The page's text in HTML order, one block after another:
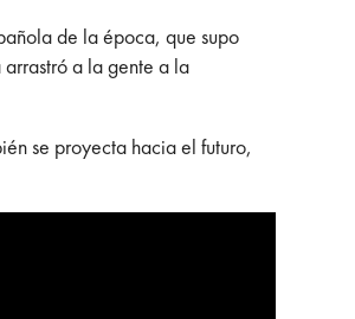
de la época, que supo
a la gente a la
se proyecta hacia el futuro,